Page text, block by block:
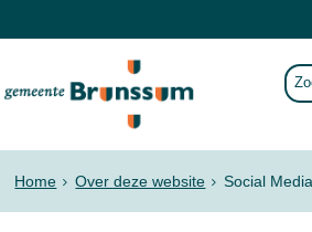
Home Over deze website Social